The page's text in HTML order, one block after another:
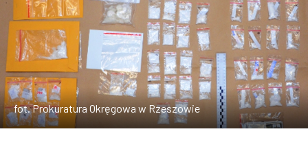
W KINACH
GASTRONOMIA
ZDJĘCIA
W RZESZOWIE
fot. Prokuratura Okręgowa w Rzeszowie